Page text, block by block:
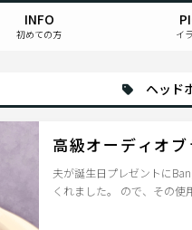
INFO
初めての方 イ
ヘッド
高級オーディオ
夫が誕生日プレゼントに
くれました。 ので、その